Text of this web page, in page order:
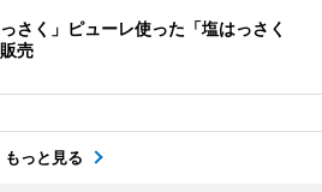
っさく」ピューレ使った「塩はっさく
売
もっと見る